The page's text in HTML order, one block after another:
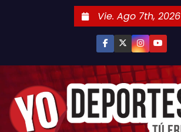
Vie. Ago 7th, 2026